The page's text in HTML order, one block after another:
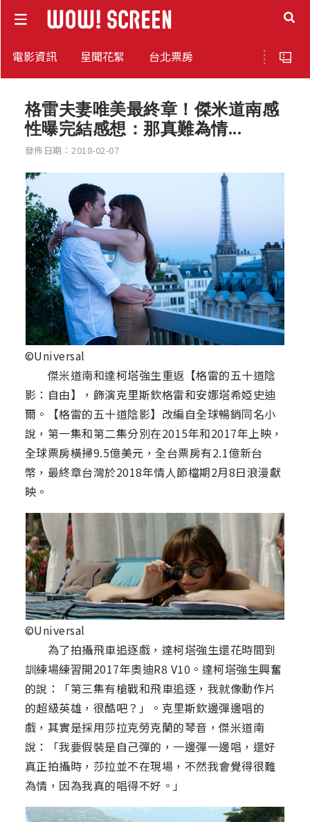
電影資訊 星聞花絮 台北票房
格雷夫妻唯美最終章！傑米道南感
性曝完結感想：那真難為情...
發佈日期：2018-02-07
©Universal
傑米道南和達柯塔強生重返【格雷的五十道陰
影：自由】，飾演克里斯欽格雷和安娜塔希婭史迪
爾。【格雷的五十道陰影】改編自全球暢銷同名小
說，第一集和第二集分別在2015年和2017年上映，
全球票房橫掃9.5億美元，全台票房有2.1億新台
幣，最終章台灣於2018年情人節檔期2月8日浪漫獻
映。
©Universal
為了拍攝飛車追逐戲，達柯塔強生還花時間到
訓練場練習開2017年奧迪R8 V10。達柯塔強生興奮
的說：「第三集有槍戰和飛車追逐，我就像動作片
的超級英雄，很酷吧？」。克里斯欽邊彈邊唱的
戲，其實是採用莎拉克勞克蘭的琴音，傑米道南
說：「我要假裝是自己彈的，一邊彈一邊唱，還好
真正拍攝時，莎拉並不在現場，不然我會覺得很難
為情，因為我真的唱得不好。」